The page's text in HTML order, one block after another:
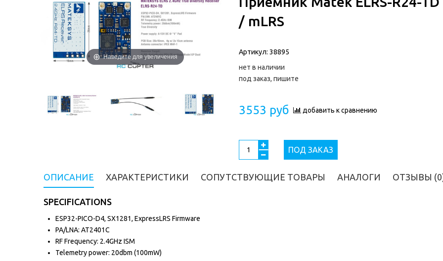
Наведите для увеличения
/ mLRS
Артикул: 38895
нет в наличии
под заказ, пишите
3553 руб добавить к сравнению
ПОД ЗАКАЗ
ОПИСАНИЕ ХАРАКТЕРИСТИКИ СОПУТСТВУЮЩИЕ ТОВАРЫ АНАЛОГИ ОТЗЫВЫ
SPECIFICATIONS
ESP32-PICO-D4, SX1281, ExpressLRS Firmware
PA/LNA: AT2401C
RF Frequency: 2.4GHz ISM
Telemetry power: 20dbm (100mW)